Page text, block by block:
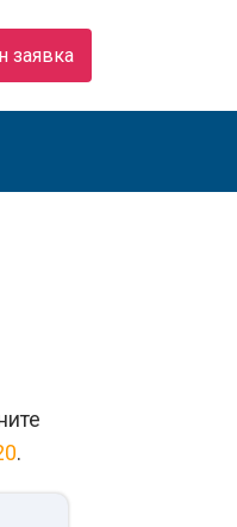
заявка
.